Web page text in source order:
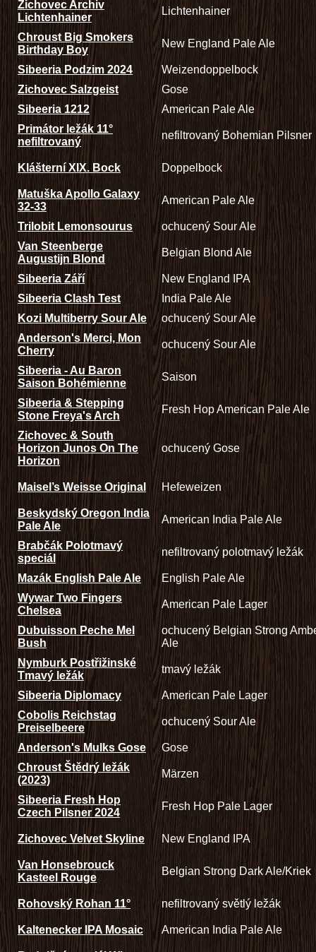
Zichovec Archiv
Lichtenhainer
Lichtenhainer
Chroust Big Smokers
Birthday Boy
New England Pale Ale
Sibeeria Podzim 2024
Weizendoppelbock
Zichovec Salzgeist
Gose
Sibeeria 1212
American Pale Ale
Primátor ležák 11°
nefiltrovaný
nefiltrovaný Bohemian Pilsner
Klášterní XIX. Bock Doppelbock
Matuška Apollo Galaxy
32-33
American Pale Ale
Trilobit Lemonsourus
ochucený Sour Ale
Van Steenberge
Augustijn Blond
Belgian Blond Ale
Sibeeria Září
New England IPA
Sibeeria Clash Test
India Pale Ale
Kozi Multiberry Sour Ale
ochucený Sour Ale
Anderson's Merci, Mon
Cherry
ochucený Sour Ale
Sibeeria - Au Baron
Saison Bohémienne
Saison
Sibeeria & Stepping
Stone Freya's Arch
Fresh Hop American Pale Ale
Zichovec & South
Horizon Junos On The
Horizon
ochucený Gose
Maisel’s Weisse Original Hefeweizen
Beskydský Oregon India
Pale Ale
American India Pale Ale
Brabčák Polotmavý
speciál
nefiltrovaný polotmavý ležák
Mazák English Pale Ale
English Pale Ale
Wywar Two Fingers
Chelsea
American Pale Lager
Dubuisson Peche Mel
Bush
ochucený Belgian Strong
Ale
Nymburk Postřižinské
Tmavý ležák
tmavý ležák
Sibeeria Diplomacy
American Pale Lager
Cobolis Reichstag
Preiselbeere
ochucený Sour Ale
Anderson's Mulks Gose
Gose
Chroust Štědrý ležák
(2023)
Märzen
Sibeeria Fresh Hop
Czech Pilsner 2024
Fresh Hop Pale Lager
Zichovec Velvet Skyline New England IPA
Van Honsebrouck
Kasteel Rouge
Belgian Strong Dark Ale/Kriek
Rohovský Rohan 11° nefiltrovaný světlý ležák
Kaltenecker IPA Mosaic American India Pale Ale